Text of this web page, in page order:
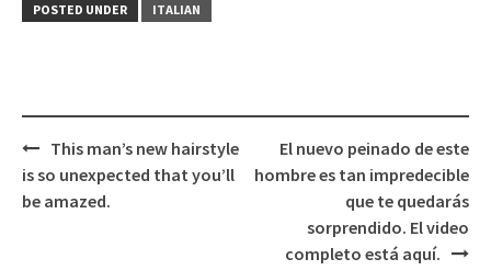
POSTED UNDER ITALIAN
Post
navigation
This man’s new hairstyle
is so unexpected that you’ll
be amazed.
El nuevo peinado de este
hombre es tan impredecible
que te quedarás
sorprendido. El video
completo está aquí.